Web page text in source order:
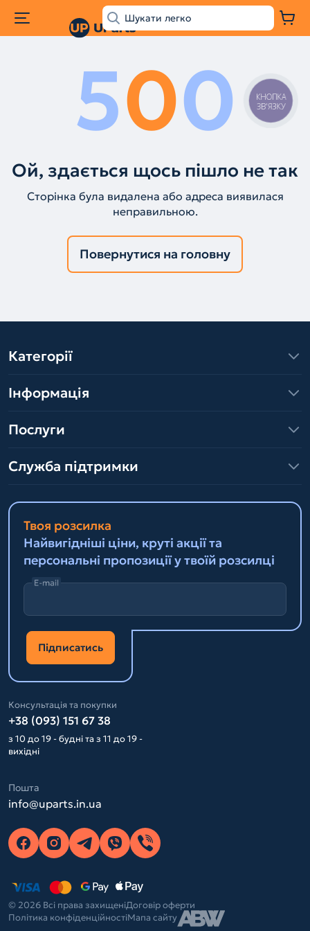
500
Ой, здається щось пішло не так
Сторінка була видалена або адреса виявилася
неправильною.
Повернутися на головну
Категорії
Інформація
Послуги
Служба підтримки
Твоя розсилка
Найвигідніші ціни, круті акції та
персональні пропозиції у твоїй розсилці
E-mail
Підписатись
Консультація та покупки
+38 (093) 151 67 38
з 10 до 19 - будні та з 11 до 19 -
вихідні
Пошта
info@uparts.in.ua
© 2026 Всі права захищеніДоговір оферти
Політика конфіденційностіМапа сайту
КНОПКА
ЗВ'ЯЗКУ